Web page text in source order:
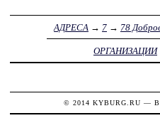
АДРЕСА → 7 → 78
ОРГАНИЗАЦИИ
© 2014 KYBURG.RU —